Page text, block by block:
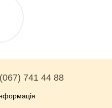
(067) 741 44 88